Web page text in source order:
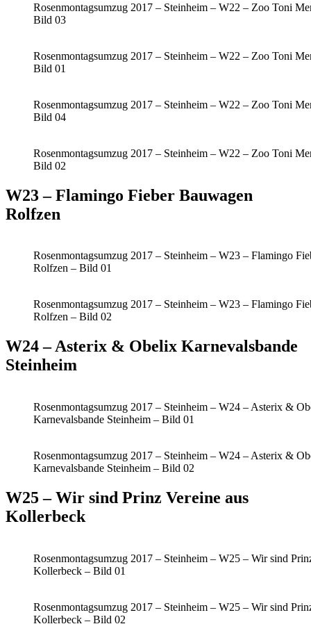
Rosenmontagsumzug 2017 – Steinheim – W22 – Zoo Toni
Bild 03
Rosenmontagsumzug 2017 – Steinheim – W22 – Zoo Toni
Bild 01
Rosenmontagsumzug 2017 – Steinheim – W22 – Zoo Toni
Bild 04
Rosenmontagsumzug 2017 – Steinheim – W22 – Zoo Toni
Bild 02
W23 – Flamingo Fieber Bauwagen
Rolfzen
Rosenmontagsumzug 2017 – Steinheim – W23 – Flamingo
Rolfzen – Bild 01
Rosenmontagsumzug 2017 – Steinheim – W23 – Flamingo
Rolfzen – Bild 02
W24 – Asterix & Obelix Karnevalsbande
Steinheim
Rosenmontagsumzug 2017 – Steinheim – W24 – Asterix &
Karnevalsbande Steinheim – Bild 01
Rosenmontagsumzug 2017 – Steinheim – W24 – Asterix &
Karnevalsbande Steinheim – Bild 02
W25 – Wir sind Prinz Vereine aus
Kollerbeck
Rosenmontagsumzug 2017 – Steinheim – W25 – Wir sind
Kollerbeck – Bild 01
Rosenmontagsumzug 2017 – Steinheim – W25 – Wir sind
Kollerbeck – Bild 02